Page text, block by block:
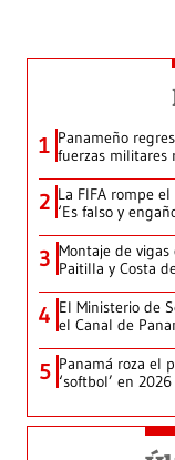
1 Panameño
fuerzas militares
2 La FIFA rompe
‘Es falso y
3 Montaje de
Paitilla y Costa
4 El Ministerio de
el Canal de
5 Panamá roza el
‘softbol’ en 2026